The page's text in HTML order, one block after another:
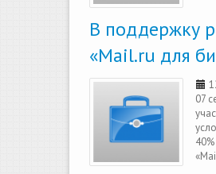
В поддержку
«Mail.ru для
07